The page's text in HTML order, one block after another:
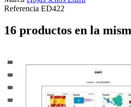
Referencia ED422
16 productos en la